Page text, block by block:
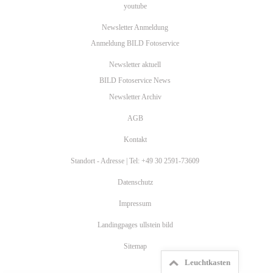
youtube
Newsletter Anmeldung
Anmeldung BILD Fotoservice
Newsletter aktuell
BILD Fotoservice News
Newsletter Archiv
AGB
Kontakt
Standort - Adresse | Tel: +49 30 2591-73609
Datenschutz
Impressum
Landingpages ullstein bild
Sitemap
Leuchtkasten